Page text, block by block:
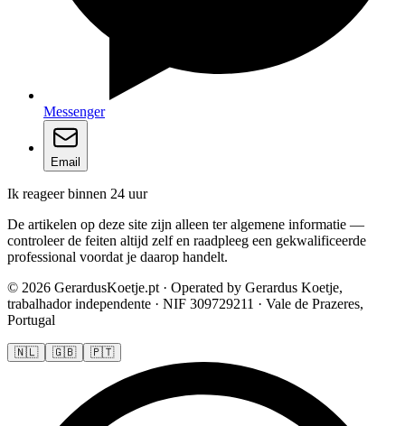
Messenger
Email
Ik reageer binnen 24 uur
De artikelen op deze site zijn alleen ter algemene informatie —
controleer de feiten altijd zelf en raadpleeg een gekwalificeerde
professional voordat je daarop handelt.
© 2026 GerardusKoetje.pt · Operated by Gerardus Koetje,
trabalhador independente · NIF 309729211 · Vale de Prazeres,
Portugal
🇳🇱 🇬🇧 🇵🇹